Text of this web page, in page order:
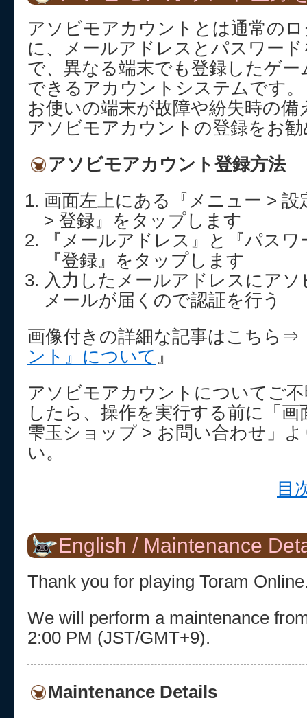
アソビモアカウントとは通常の
に、メールアドレスとパスワー
で、異なる端末でも登録したゲ
できるアカウントシステムです。
お使いの端末が故障や紛失時の
アソビモアカウントの登録をお
アソビモアカウント登録方法
画面左上にある『メニュー >
> 登録』をタップします
『メールアドレス』と『パス
『登録』をタップします
入力したメールアドレスにア
メールが届くので認証を行う
画像付きの詳細な記事はこちら⇒
ント』について 』
アソビモアカウントについてご
したら、操作を実行する前に「画
雫玉ショップ > お問い合わせ」
い。
目
English / Maintenance
Thank you for playing Toram
We will perform a maintenance
2:00 PM (JST/GMT+9).
Maintenance Details